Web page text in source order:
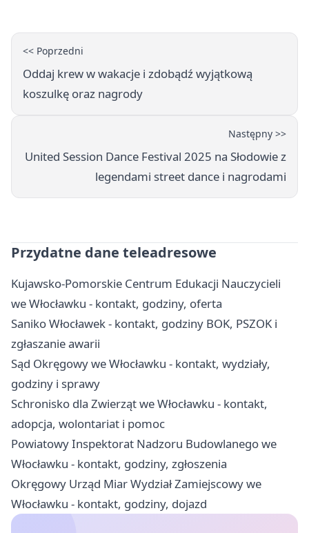
<< Poprzedni
Oddaj krew w wakacje i zdobądź wyjątkową
koszulkę oraz nagrody
Następny >>
United Session Dance Festival 2025 na Słodowie z
legendami street dance i nagrodami
Przydatne dane teleadresowe
Kujawsko-Pomorskie Centrum Edukacji Nauczycieli
we Włocławku - kontakt, godziny, oferta
Saniko Włocławek - kontakt, godziny BOK, PSZOK i
zgłaszanie awarii
Sąd Okręgowy we Włocławku - kontakt, wydziały,
godziny i sprawy
Schronisko dla Zwierząt we Włocławku - kontakt,
adopcja, wolontariat i pomoc
Powiatowy Inspektorat Nadzoru Budowlanego we
Włocławku - kontakt, godziny, zgłoszenia
Okręgowy Urząd Miar Wydział Zamiejscowy we
Włocławku - kontakt, godziny, dojazd